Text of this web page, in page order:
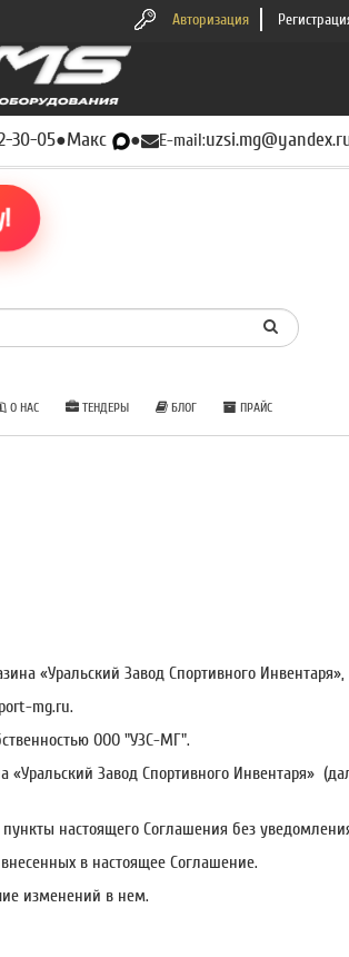
Авторизация
30-05●Макс ● E-mail:
О НАС ТЕНДЕРЫ БЛОГ ПРАЙС
«Уральский Завод Спортивного
mg.ru.
ООО "УЗС-МГ".
Завод Спортивного Инвентаря»
настоящего Соглашения без
в настоящее Соглашение.
изменений в нем.